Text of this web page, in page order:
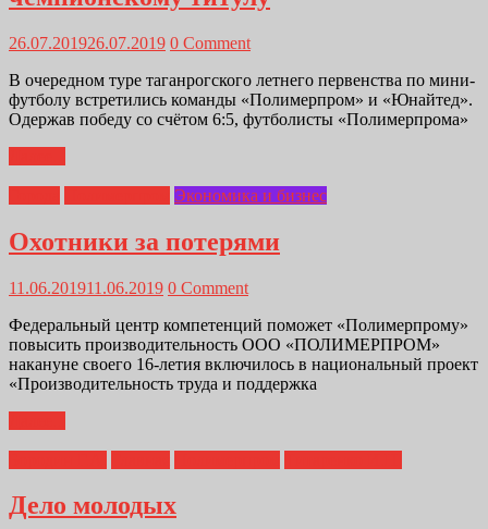
26.07.201926.07.2019 0 Comment
В очередном туре таганрогского летнего первенства по мини-
футболу встретились команды «Полимерпром» и «Юнайтед».
Одержав победу со счётом 6:5, футболисты «Полимерпрома»
Экономика и бизнес
Охотники за потерями
11.06.201911.06.2019 0 Comment
Федеральный центр компетенций поможет «Полимерпрому»
повысить производительность ООО «ПОЛИМЕРПРОМ»
накануне своего 16-летия включилось в национальный проект
«Производительность труда и поддержка
Дело молодых